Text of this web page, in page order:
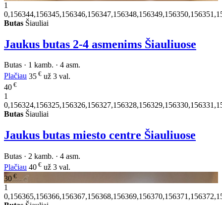
1
Butas Šiauliai
Jaukus butas 2-4 asmenims Šiauliuose
Butas · 1 kamb. · 4 asm.
Plačiau 35 € už 3 val.
40 €
1
Butas Šiauliai
Jaukus butas miesto centre Šiauliuose
Butas · 2 kamb. · 4 asm.
Plačiau 40 € už 3 val.
30 €
1